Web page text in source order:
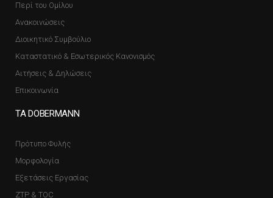
Περί του Ομίλου
Ανακοινώσεις
Διοικητικό Συμβούλιο
Καταστατικό & Εσωτερικός Κανονισμός
Αιτήσεις & Δηλώσεις
Επικοινωνία
ΤΑ DOBERMANN
Πρότυπο Φυλής
Μορφολογία
Εξετάσεις Εργασίας
ZTP & TOC